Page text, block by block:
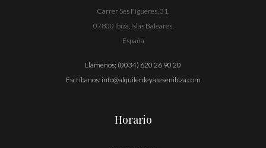
Carrer Ses Figueres, 31,
07800 Ibiza, Islas Baleares,
España
Llámenos: (0034) 620 26 90 20
Escríbanos: info@alquilerdeyatesenibiza.com
Horario